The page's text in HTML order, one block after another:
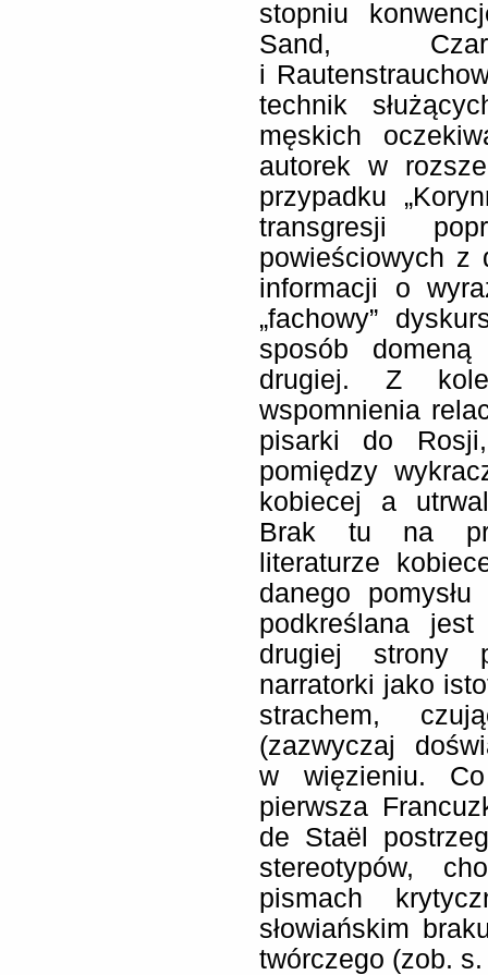
stopniu
Sand,
i
technik
męskich
autorek w
przypadku
transgresji
powieściowych z
informacji o
„fachowy”
sposób
drugiej. Z
wspomnienia
pisarki do
pomiędzy
kobiecej a
Brak tu na
literaturze
danego
podkreślana
drugiej strony
narratorki jako
strachem,
(zazwyczaj
w więzieniu.
pierwsza
de Staël
stereotypów,
pismach
słowiańskim
twórczego (zob.